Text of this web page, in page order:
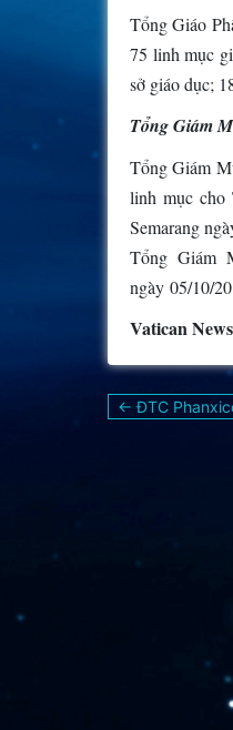
Tổng Giáo
75 linh mục
sở giáo dục;
Tổng Giám
Tổng Giám
linh mục cho
Semarang
Tổng Giám
ngày 05/10/
Vatican News
Điều
hướng
← ĐTC